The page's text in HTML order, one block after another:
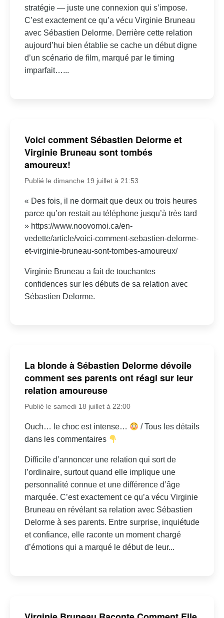
stratégie — juste une connexion qui s’impose.
C’est exactement ce qu’a vécu Virginie Bruneau
avec Sébastien Delorme. Derrière cette relation
aujourd’hui bien établie se cache un début digne
d’un scénario de film, marqué par le timing
imparfait…...
Voici comment Sébastien Delorme et
Virginie Bruneau sont tombés
amoureux!
Publié le dimanche 19 juillet à 21:53
« Des fois, il ne dormait que deux ou trois heures
parce qu’on restait au téléphone jusqu’à très tard
» https://www.noovomoi.ca/en-
vedette/article/voici-comment-sebastien-delorme-
et-virginie-bruneau-sont-tombes-amoureux/
Virginie Bruneau a fait de touchantes
confidences sur les débuts de sa relation avec
Sébastien Delorme.
La blonde à Sébastien Delorme dévoile
comment ses parents ont réagi sur leur
relation amoureuse
Publié le samedi 18 juillet à 22:00
Ouch… le choc est intense…
/ Tous les détails
dans les commentaires
Difficile d’annoncer une relation qui sort de
l’ordinaire, surtout quand elle implique une
personnalité connue et une différence d’âge
marquée. C’est exactement ce qu’a vécu Virginie
Bruneau en révélant sa relation avec Sébastien
Delorme à ses parents. Entre surprise, inquiétude
et confiance, elle raconte un moment chargé
d’émotions qui a marqué le début de leur...